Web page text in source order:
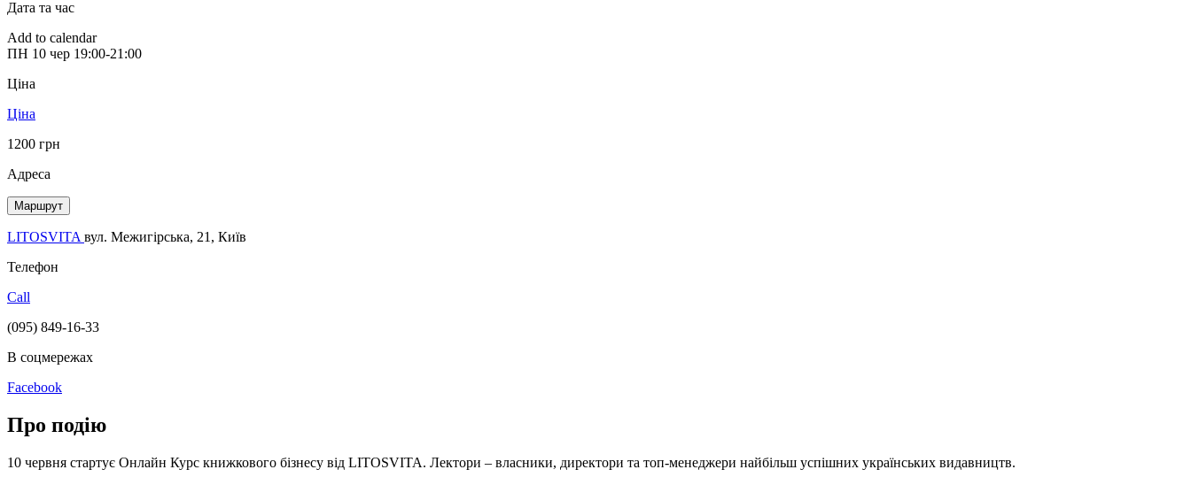
Дата та час
Add to calendar
ПН 10 чер 19:00-21:00
Ціна
Ціна
1200 грн
Адреса
Маршрут
LITOSVITA вул. Межигірська, 21, Київ
Телефон
Call
(095) 849-16-33
В соцмережах
Facebook
Про подію
10 червня стартує Онлайн Курс книжкового бізнесу від LITOSVITA. Лектори – власники, директори та топ-менеджери найбільш успішних українських видавництв.